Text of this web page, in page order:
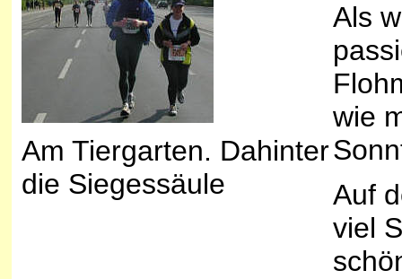
Am Tiergarten. Dahinter
die Siegessäule
Als
wie
Auf
viel